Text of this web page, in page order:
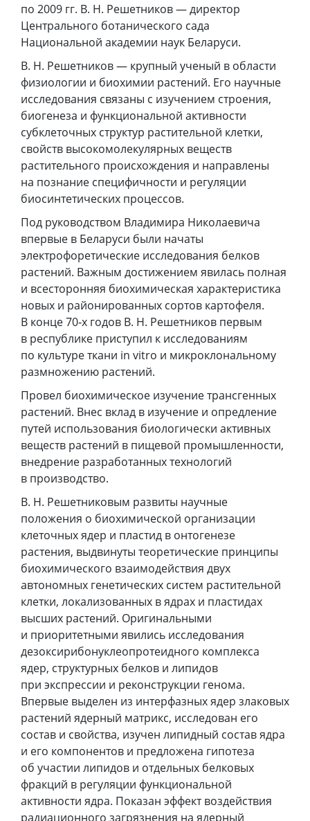
по 2009 гг. В. Н. Решетников — директор
Центрального ботанического сада
Национальной академии наук Беларуси.
В. Н. Решетников — крупный ученый в области
физиологии и биохимии растений. Его научные
исследования связаны с изучением строения,
биогенеза и функциональной активности
субклеточных структур растительной клетки,
свойств высокомолекулярных веществ
растительного происхождения и направлены
на познание специфичности и регуляции
биосинтетических процессов.
Под руководством Владимира Николаевича
впервые в Беларуси были начаты
электрофоретические исследования белков
растений. Важным достижением явилась полная
и всесторонняя биохимическая характеристика
новых и районированных сортов картофеля.
В конце 70‑х годов В. Н. Решетников первым
в республике приступил к исследованиям
по культуре ткани in vitro и микроклональному
размножению растений.
Провел биохимическое изучение трансгенных
растений. Внес вклад в изучение и опредление
путей использования биологически активных
веществ растений в пищевой промышленности,
внедрение разработанных технологий
в производство.
В. Н. Решетниковым развиты научные
положения о биохимической организации
клеточных ядер и пластид в онтогенезе
растения, выдвинуты теоретические принципы
биохимического взаимодействия двух
автономных генетических систем растительной
клетки, локализованных в ядрах и пластидах
высших растений. Оригинальными
и приоритетными явились исследования
дезоксирибонуклеопротеидного комплекса
ядер, структурных белков и липидов
при экспрессии и реконструкции генома.
Впервые выделен из интерфазных ядер злаковых
растений ядерный матрикс, исследован его
состав и свойства, изучен липидный состав ядра
и его компонентов и предложена гипотеза
об участии липидов и отдельных белковых
фракций в регуляции функциональной
активности ядра. Показан эффект воздействия
радиационного загрязнения на ядерный